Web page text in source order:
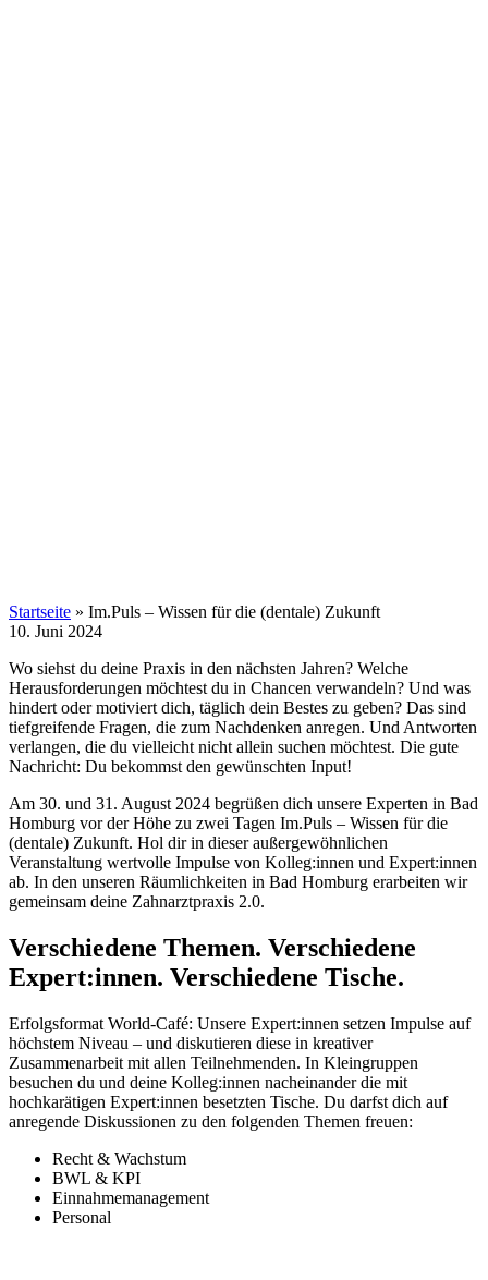
Startseite » Im.Puls – Wissen für die (dentale) Zukunft
10. Juni 2024
Wo siehst du deine Praxis in den nächsten Jahren? Welche
Herausforderungen möchtest du in Chancen verwandeln? Und was
hindert oder motiviert dich, täglich dein Bestes zu geben? Das sind
tiefgreifende Fragen, die zum Nachdenken anregen. Und Antworten
verlangen, die du vielleicht nicht allein suchen möchtest. Die gute
Nachricht: Du bekommst den gewünschten Input!
Am 30. und 31. August 2024 begrüßen dich unsere Experten in Bad
Homburg vor der Höhe zu zwei Tagen Im.Puls – Wissen für die
(dentale) Zukunft. Hol dir in dieser außergewöhnlichen
Veranstaltung wertvolle Impulse von Kolleg:innen und Expert:innen
ab. In den unseren Räumlichkeiten in Bad Homburg erarbeiten wir
gemeinsam deine Zahnarztpraxis 2.0.
Verschiedene Themen. Verschiedene
Expert:innen. Verschiedene Tische.
Erfolgsformat World-Café: Unsere Expert:innen setzen Impulse auf
höchstem Niveau – und diskutieren diese in kreativer
Zusammenarbeit mit allen Teilnehmenden. In Kleingruppen
besuchen du und deine Kolleg:innen nacheinander die mit
hochkarätigen Expert:innen besetzten Tische. Du darfst dich auf
anregende Diskussionen zu den folgenden Themen freuen:
Recht & Wachstum
BWL & KPI
Einnahmemanagement
Personal